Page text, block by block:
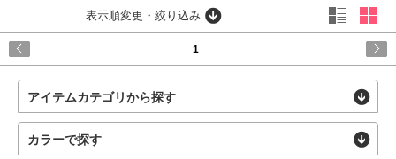
表示順変更・絞り込み
1
アイテムカテゴリから探す
カラーで探す